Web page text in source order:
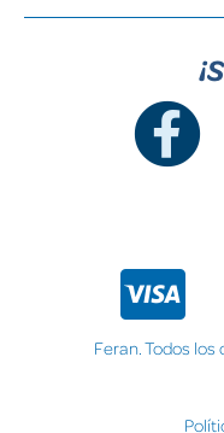
Feran. Todos